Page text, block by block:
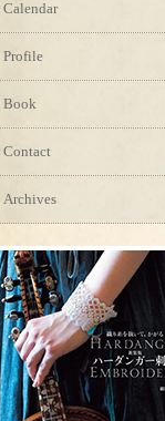
Calendar
Profile
Book
Contact
Archives